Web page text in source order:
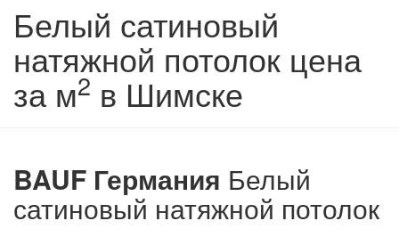
Белый сатиновый
натяжной потолок цена
за м2 в Шимске
BAUF Германия Белый
сатиновый натяжной потолок